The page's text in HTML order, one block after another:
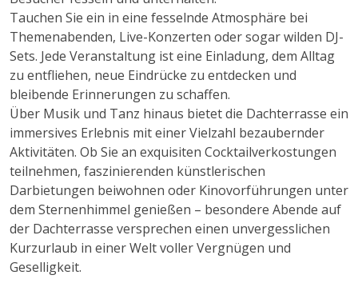
Tauchen Sie ein in eine fesselnde Atmosphäre bei
Themenabenden, Live-Konzerten oder sogar wilden DJ-
Sets. Jede Veranstaltung ist eine Einladung, dem Alltag
zu entfliehen, neue Eindrücke zu entdecken und
bleibende Erinnerungen zu schaffen.
Über Musik und Tanz hinaus bietet die Dachterrasse ein
immersives Erlebnis mit einer Vielzahl bezaubernder
Aktivitäten. Ob Sie an exquisiten Cocktailverkostungen
teilnehmen, faszinierenden künstlerischen
Darbietungen beiwohnen oder Kinovorführungen unter
dem Sternenhimmel genießen – besondere Abende auf
der Dachterrasse versprechen einen unvergesslichen
Kurzurlaub in einer Welt voller Vergnügen und
Geselligkeit.